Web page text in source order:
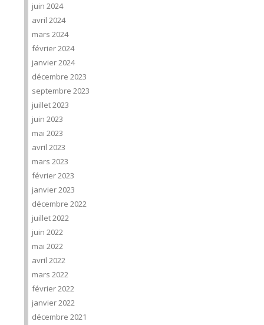
juin 2024
avril 2024
mars 2024
février 2024
janvier 2024
décembre 2023
septembre 2023
juillet 2023
juin 2023
mai 2023
avril 2023
mars 2023
février 2023
janvier 2023
décembre 2022
juillet 2022
juin 2022
mai 2022
avril 2022
mars 2022
février 2022
janvier 2022
décembre 2021